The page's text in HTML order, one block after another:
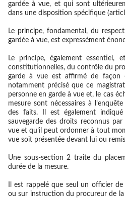
gardée à vue, et qui sont
dans une disposition spécifique
Le principe, fondamental, du
gardée à vue, est expressément
Le principe, également essentiel,
constitutionnelles, du contrôle du
garde à vue est affirmé de façon
notamment précisé que ce
personne en garde à vue et, le cas
mesure sont nécessaires à
des faits. Il est également
sauvegarde des droits reconnus
vue et qu’il peut ordonner à tout
vue soit présentée devant lui ou
Une sous-section 2 traite du
durée de la mesure.
Il est rappelé que seul un officier
ou sur instruction du procureur de la